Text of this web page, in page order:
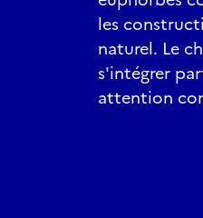
les
naturel. Le
s'intégrer
attention